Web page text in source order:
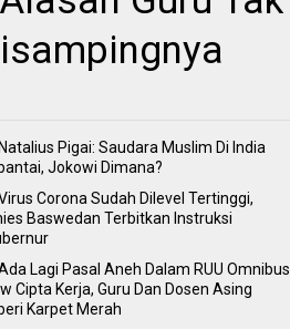
Natalius Pigai: Saudara Muslim Di India
Jokowi Dimana?
Corona Sudah Dilevel Tertinggi,
Baswedan Terbitkan Instruksi
Lagi Pasal Aneh Dalam RUU Omnibus
Cipta Kerja, Guru Dan Dosen Asing
Karpet Merah